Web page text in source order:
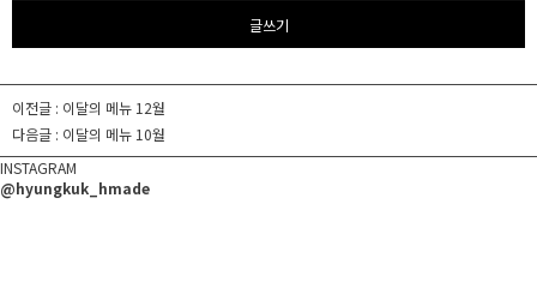
글쓰기
이전글 : 이달의 메뉴 12월
다음글 : 이달의 메뉴 10월
INSTAGRAM
@hyungkuk_hmade